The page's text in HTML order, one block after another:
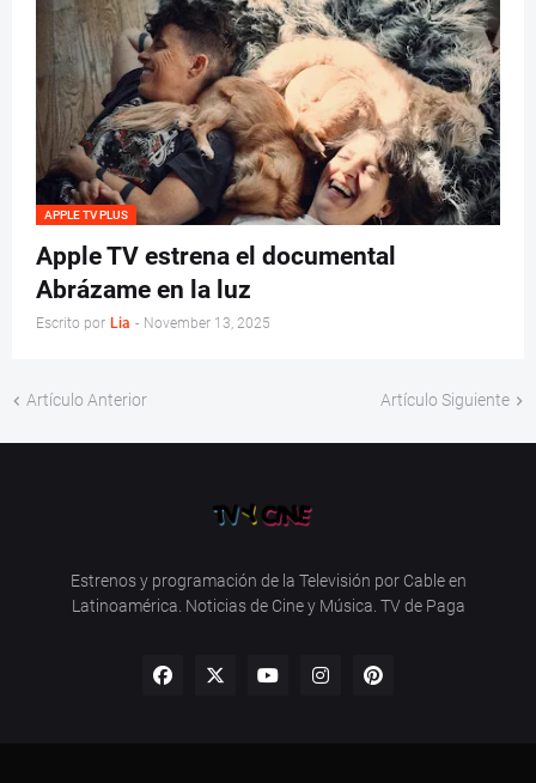
APPLE TV PLUS
Apple TV estrena el documental
Abrázame en la luz
Escrito por Lia - November 13, 2025
Artículo Anterior Artículo Siguiente
Estrenos y programación de la Televisión por Cable en
Latinoamérica. Noticias de Cine y Música. TV de Paga